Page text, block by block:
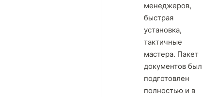
менеджеров,
быстрая
установка,
тактичные
мастера. Пакет
документов был
подготовлен
полностью и в